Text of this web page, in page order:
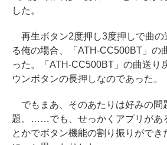
した。
再生ボタン2度押し3度押しで曲の
る俺の場合、「ATH-CC500BT」の
った。「ATH-CC500BT」の曲送り
ウンボタンの長押しなのであった。
でもまあ、そのあたりは好みの問
題。……でも、せっかくアプリがあ
とかでボタン機能の割り振りができ